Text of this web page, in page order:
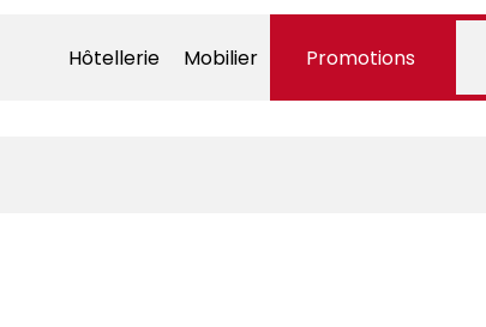
Hôtellerie Mobilier Promotions